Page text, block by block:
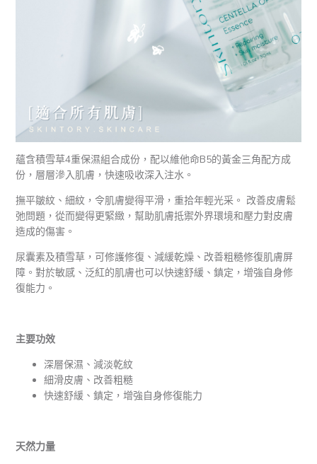
蘊含積雪草4重保濕組合成份，配以維他命B5的黃金三角配方成
份，層層滲入肌膚，快速吸收深入注水。
撫平皺紋、細紋，令肌膚變得平滑，重拾年輕光采。 改善皮膚鬆
弛問題，從而變得更緊緻，幫助肌膚抵禦外界環境和壓力對皮膚
造成的傷害。
尿囊素及積雪草，可修護修復、減緩乾燥、改善粗糙修復肌膚屏
障。對於敏感、泛紅的肌膚也可以快速舒緩、鎮定，增強⾃⾝修
復能⼒。
主要功效
深層保濕、減淡乾紋
細滑皮膚、改善粗糙
快速舒緩、鎮定，增強⾃⾝修復能⼒
天然力量